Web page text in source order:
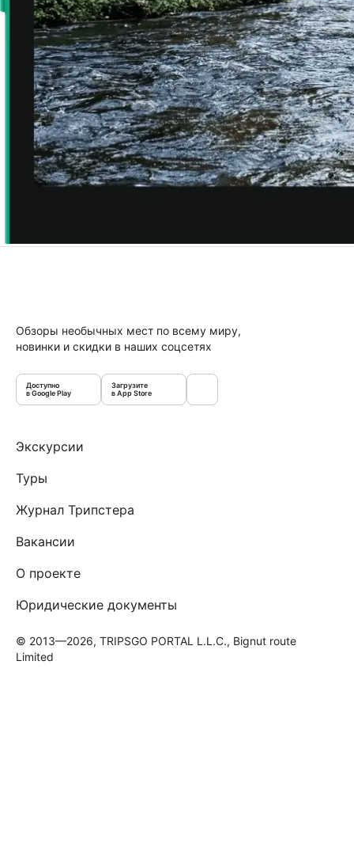
Обзоры необычных мест по всему миру,
новинки и скидки в наших соцсетях
Доступно
в Google Play
Загрузите
в App Store
Экскурсии
Туры
Журнал Трипстера
Вакансии
О проекте
Юридические документы
© 2013—2026, TRIPSGO PORTAL L.L.C., Bignut route
Limited